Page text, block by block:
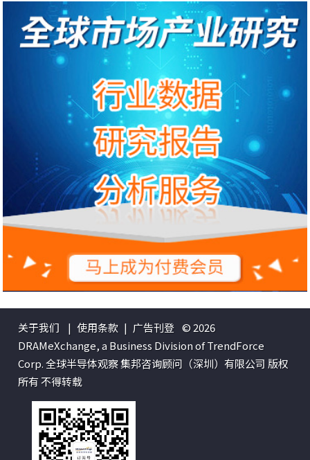
关于我们 | 使用条款 | 广告刊登 © 2026
DRAMeXchange, a Business Division of TrendForce
Corp. 全球半导体观察 集邦咨询顾问（深圳）有限公司 版权
所有 不得转载